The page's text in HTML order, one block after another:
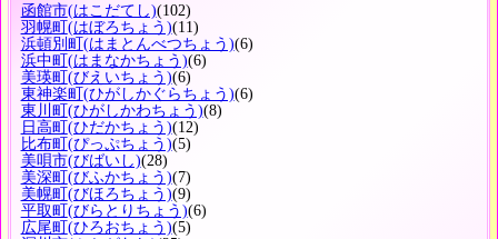
函館市(はこだてし)(102)
羽幌町 (はぼろちょう)(11)
浜頓別町 (はまとんべつちょう)(6)
浜中町 (はまなかちょう)(6)
美瑛町 (びえいちょう)(6)
東神楽町 (ひがしかぐらちょう)(6)
東川町 (ひがしかわちょう)(8)
日高町 (ひだかちょう)(12)
比布町 (ぴっぷちょう)(5)
美唄市(びばいし)(28)
美深町 (びふかちょう)(7)
美幌町 (びほろちょう)(9)
平取町 (びらとりちょう)(6)
広尾町 (ひろおちょう)(5)